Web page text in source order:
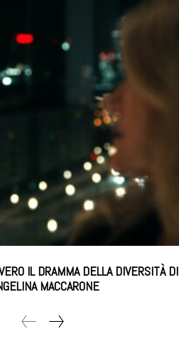
IL DRAMMA DELLA DIVERSITÀ DI
MACCARONE